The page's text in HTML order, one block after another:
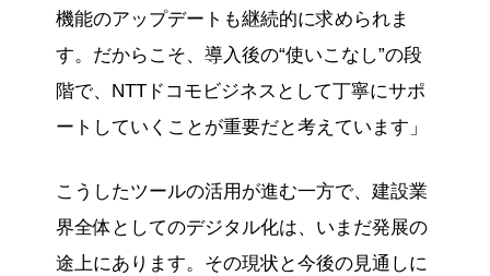
機能のアップデートも継続的に求められま
す。だからこそ、導入後の“使いこなし”の段
階で、NTTドコモビジネスとして丁寧にサポ
ートしていくことが重要だと考えています」
こうしたツールの活用が進む一方で、建設業
界全体としてのデジタル化は、いまだ発展の
途上にあります。その現状と今後の見通しに